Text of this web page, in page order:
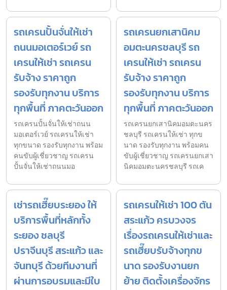
รถเครนปั้นจั่นให้เช่า
ถนนมอเตอร์เวย์ รถ
เครนให้เช่า รถเครน
รับจ้าง ราคาถูก
รองรับทุกงาน บริการ
ทุกพื้นที่ ภาคตะวันออก
รถเครนปั้นจั่นให้เช่าถนน
มอเตอร์เวย์ รถเครนให้เช่า
ทุกขนาด รองรับทุกงาน พร้อม
คนขับผู้เชี่ยวชาญ รถเครน
ปั้นจั่นให้เช่าถนนมอ
รถเครนยกเสานิคม
อมตะนครชลบุรี รถ
เครนให้เช่า รถเครน
รับจ้าง ราคาถูก
รองรับทุกงาน บริการ
ทุกพื้นที่ ภาคตะวันออก
รถเครนยกเสานิคมอมตะนคร
ชลบุรี รถเครนให้เช่า ทุกข
นาด รองรับทุกงาน พร้อมคน
ขับผู้เชี่ยวชาญ รถเครนยกเสา
นิคมอมตะนครชลบุรี รถเค
เช่ารถเฮี๊ยบระยอง ให้
บริการพื้นที่หลักทั้ง
ระยอง ชลบุรี
ปราจีนบุรี สระแก้ว และ
จันทบุรี ด้วยทีมงานที่
ผ่านการอบรมและมีใบ
รถเครนให้เช่า 100 ตัน
สระแก้ว ครบวงจร
เรื่องรถเครนให้เช่าและ
รถเฮี๊ยบรับจ้างทุกข
นาด รองรับงานยก
ย้าย ติดตั้งเครื่องจักร